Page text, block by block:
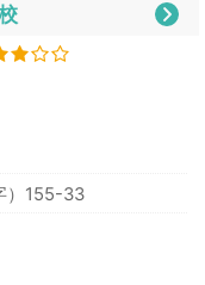
）155-33